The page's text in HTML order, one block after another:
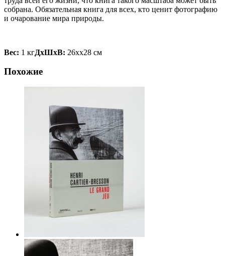
собрана. Обязательная книга для всех, кто ценит фотографию
и очарование мира природы.
Вес: 1 кгДxШxВ: 26xx28 см
Похожие